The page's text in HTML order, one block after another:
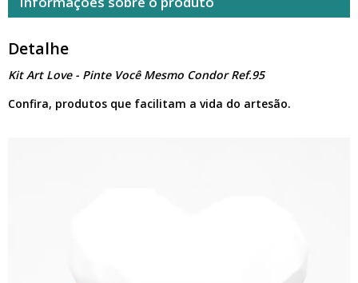
Detalhe
Kit Art Love - Pinte Você Mesmo Condor Ref.95
Confira, produtos que facilitam a vida do artesão.